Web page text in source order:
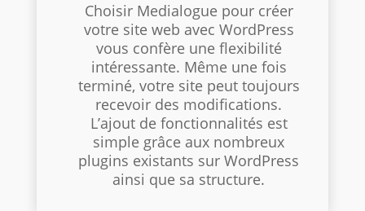
Choisir Medialogue pour créer
votre site web avec WordPress
vous confère une flexibilité
intéressante. Même une fois
terminé, votre site peut toujours
recevoir des modifications.
L’ajout de fonctionnalités est
simple grâce aux nombreux
plugins existants sur WordPress
ainsi que sa structure.